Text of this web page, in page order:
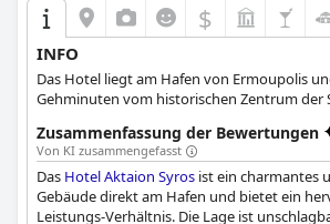
$
INFO
Das Hotel liegt am Hafen von Ermoupolis
Gehminuten vom historischen Zentrum der
Zusammenfassung der Bewertungen
Von KI zusammengefasst
Das Hotel Aktaion Syros ist ein charmantes
Gebäude direkt am Hafen und bietet ein
Leistungs-Verhältnis. Die Lage ist